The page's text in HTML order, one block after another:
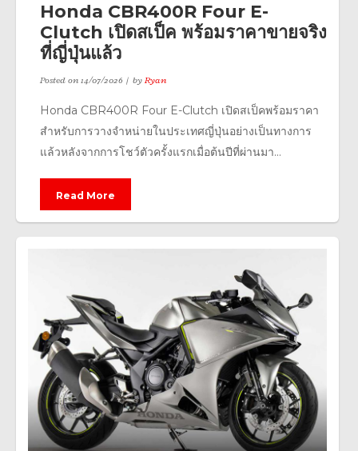
Honda CBR400R Four E-
Clutch เปิดสเป็ค พร้อมราคาขายจริง
ที่ญี่ปุ่นแล้ว
Posted on14/07/2026 byRyan
Honda CBR400R Four E-Clutch เปิดสเป็คพร้อมราคา
สำหรับการวางจำหน่ายในประเทศญี่ปุ่นอย่างเป็นทางการ
แล้วหลังจากการโชว์ตัวครั้งแรกเมื่อต้นปีที่ผ่านมา...
Read More